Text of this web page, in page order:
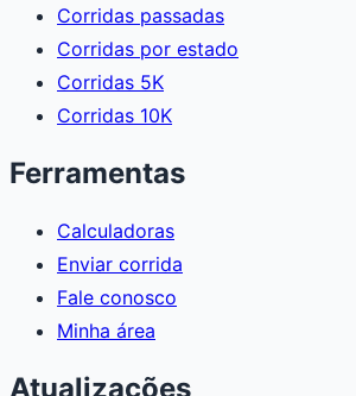
Corridas passadas
Corridas por estado
Corridas 5K
Corridas 10K
Ferramentas
Calculadoras
Enviar corrida
Fale conosco
Minha área
Atualizações